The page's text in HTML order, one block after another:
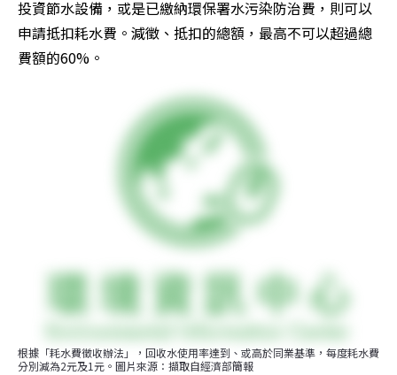
投資節水設備，或是已繳納環保署水污染防治費，則可以
申請抵扣耗水費。減徵、抵扣的總額，最高不可以超過總
費額的60%。
根據「耗水費徵收辦法」，回收水使用率達到、或高於同業基準，每度耗水費
分別減為2元及1元。圖片來源：擷取自經濟部簡報